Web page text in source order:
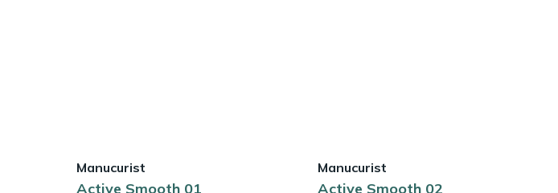
Manucurist
Active Smooth 01
Manucurist
Active Smooth 02